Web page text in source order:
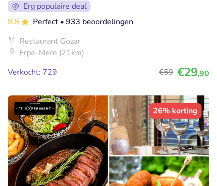
Erg populaire deal
9.8
Perfect • 933 beoordelingen
Restaurant Gozar
Erpe-Mere (21km)
Verkocht: 729
€59 €29,90
26% korting